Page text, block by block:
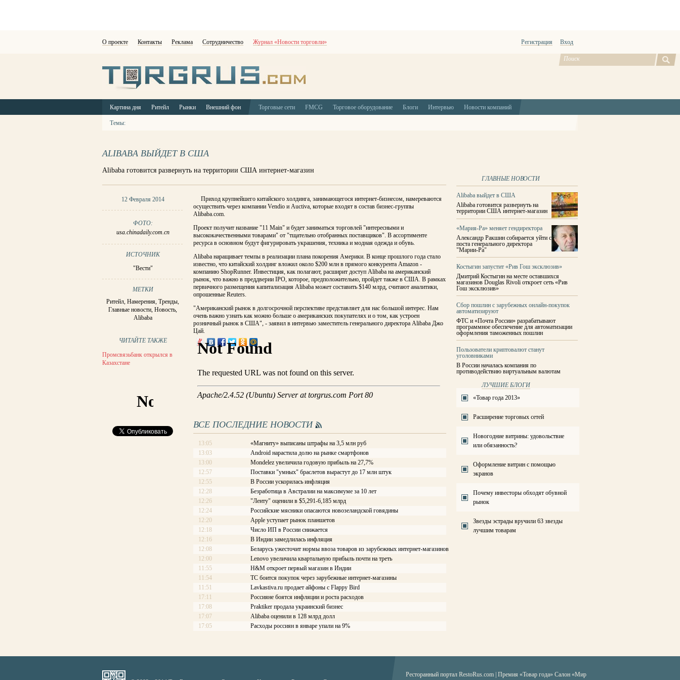
О проекте Контакты Реклама Сотрудничество Журнал «Новости торговли» Регистрация Вход
Картина дня Ритейл Рынки Внешний фон Торговые сети FMCG Торговое оборудование Блоги Интервью Новости компаний
Темы:
ALIBABA ВЫЙДЕТ В США
Alibaba готовится развернуть на территории США интернет-магазин
12 Февраля 2014
ФОТО:
usa.chinadaily.com.cn
ИСТОЧНИК
"Вести"
МЕТКИ
Ритейл, Намерения, Тренды,
Главные новости, Новость,
Alibaba
ЧИТАЙТЕ ТАКЖЕ
Промсвязьбанк открылся в
Казахстане
Приход крупнейшего китайского холдинга, занимающегося интернет-бизнесом, намереваются
осуществить через компании Vendio и Auctiva, которые входят в состав бизнес-группы
Alibaba.com.
Проект получит название "11 Main" и будет заниматься торговлей "интересными и
высококачественными товарами" от "тщательно отобранных поставщиков". В ассортименте
ресурса в основном будут фигурировать украшения, техника и модная одежда и обувь.
Alibaba наращивает темпы в реализации плана покорения Америки. В конце прошлого года стало
известно, что китайский холдинг вложил около $200 млн в прямого конкурента Amazon -
компанию ShopRunner. Инвестиция, как полагают, расширит доступ Alibaba на американский
рынок, что важно в преддверии IPO, которое, предположительно, пройдет также в США. В рамках
первичного размещения капитализация Alibaba может составить $140 млрд, считают аналитики,
опрошенные Reuters.
"Американский рынок в долгосрочной перспективе представляет для нас большой интерес. Нам
очень важно узнать как можно больше о американских покупателях и о том, как устроен
розничный рынок в США", - заявил в интервью заместитель генерального директора Alibaba Джо
Цай.
ВСЕ ПОСЛЕДНИЕ НОВОСТИ
13:05
«Магниту» выписаны штрафы на 3,5 млн руб
13:03
Android нарастила долю на рынке смартфонов
13:00
Mondelez увеличила годовую прибыль на 27,7%
12:57
Поставки "умных" браслетов вырастут до 17 млн штук
12:55
В России ускорилась инфляция
12:28
Безработица в Австралии на максимуме за 10 лет
12:26
"Ленту" оценили в $5,291-6,185 млрд
12:24
Российские мясники опасаются новозеландской говядины
12:20
Apple уступает рынок планшетов
12:18
Число ИП в России снижается
12:16
В Индии замедлилась инфляция
12:08
Беларусь ужесточит нормы ввоза товаров из зарубежных интернет-магазинов
12:00
Lenovo увеличила квартальную прибыль почти на треть
11:55
H&M откроет первый магазин в Индии
11:54
ТС боится покупок через зарубежные интернет-магазины
11:51
Lavkastiva.ru продает айфоны с Flappy Bird
17:11
Россияне боятся инфляции и роста расходов
17:08
Praktiker продала украинский бизнес
17:07
Alibaba оценили в 128 млрд долл
17:05
Расходы россиян в январе упали на 9%
ГЛАВНЫЕ НОВОСТИ
Alibaba выйдет в США
Alibaba готовится развернуть на
территории США интернет-магазин
«Мария-Ра» меняет гендиректора
Александр Ракшин собирается уйти с
поста генерального директора
"Марии-Ра"
Костыгин запустит «Рив Гош эксклюзив»
Дмитрий Костыгин на месте оставшихся
магазинов Douglas Rivoli откроет сеть «Рив
Гош эксклюзив»
Сбор пошлин с зарубежных онлайн-покупок
автоматизируют
ФТС и «Почта России» разрабатывают
программное обеспечение для автоматизации
оформления таможенных пошлин
Пользователи криптовалют станут
уголовниками
В России началась компания по
противодействию виртуальным валютам
ЛУЧШИЕ БЛОГИ
«Товар года 2013»
Расширение торговых сетей
Новогодние витрины: удовольствие
или обязанность?
Оформление витрин с помощью
экранов
Почему инвесторы обходят обувной
рынок
Звезды эстрады вручили 63 звезды
лучшим товарам
Ресторанный портал RestoRus.com Премия «Товар года» Салон «Мир